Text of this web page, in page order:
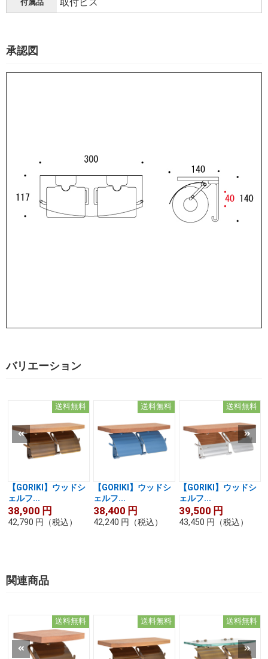
付属品 取付ビス
承認図
バリエーション
送料無料
【GORIKI】ウッドシ
ェルフ...
38,900 円
42,790 円 （税込）
送料無料
【GORIKI】ウッドシ
ェルフ...
38,400 円
42,240 円 （税込）
送料無料
【GORIKI】ウッドシ
ェルフ...
39,500 円
43,450 円 （税込）
関連商品
送料無料 送料無料 送料無料